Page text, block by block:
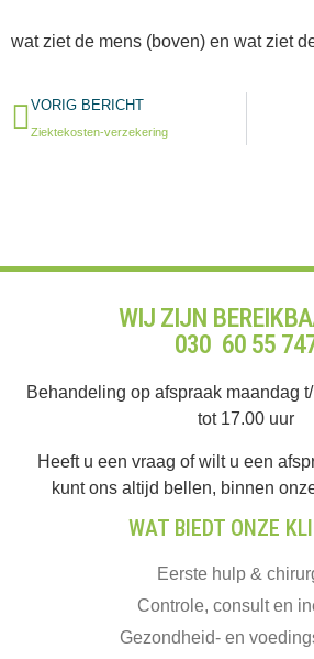
wat ziet de mens (boven) en wat ziet
VORIG BERICHT
Ziektekosten-verzekering
WIJ ZIJN
030 60 55
Behandeling op afspraak maandag
tot 17.00 uur
Heeft u een vraag of wilt u een
kunt ons altijd bellen, binnen
WAT BIEDT ONZE
Eerste hulp &
Controle, consult en
Gezondheid- en